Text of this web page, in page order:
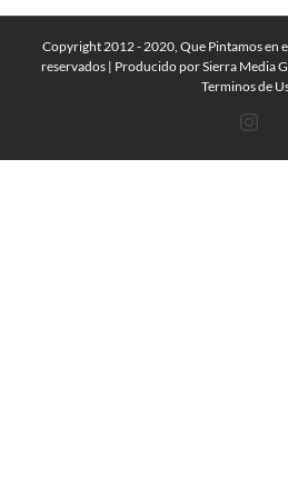
Copyright 2012 - 2020, Que Pintamos en
reservados | Producido porSierra Media
Terminos de